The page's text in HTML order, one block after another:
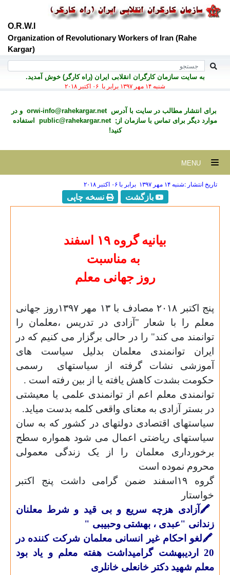
O.R.W.I
Organization of Revolutionary Workers of Iran (Rahe
Kargar)
به سايت سازمان کارگران انقلابی ايران (راه کارگر) خوش آمديد.
شنبه ۱۴ مهر ۱۳۹۷ برابر با ۰۶ اکتبر ۲۰۱۸
برای انتشار مطالب در سايت با آدرسorwi-info@rahekargar.net و در
موارد ديگر برای تماس با سازمان از;public@rahekargar.net
استفاده
کنید!
تاریخ انتشار :شنبه ۱۴ مهر ۱۳۹۷ برابر با ۰۶ اکتبر ۲۰۱۸
بازگشت نسخه چاپی
بیانیه گروه ۱۹ اسفند
به مناسبت
روز جهانی معلم
پنج اکتبر ۲۰۱۸ مصادف با ۱۳ مهر ۱۳۹۷روز جهانی
معلم را با شعار "آزادی در تدریس ،معلمان را
توانمند می کند" را در حالی برگزار می کنیم که در
ایران توانمندی معلمان بدلیل سیاست های
آموزشی نشات گرفته از سیاستهای
رسمی
حکومت بشدت کاهش یافته یا از بین رفته است .
توانمندی معلم اعم از توانمندی علمی یا معیشتی
در بستر آزادی به معنای واقعی کلمه بدست میاید.
سیاستهای اقتصادی دولتهای در کشور که به سان
سیاستهای ریاضتی اعمال می شود همواره سطح
برخورداری معلمان را از یک زندگی معمولی
محروم نموده است
گروه ۱۹اسفند ضمن گرامی داشت پنج اکتبر
خواستار
🖍 آزادی هزچه سریع و بی قید و شرط معلنان
زندانی "عبدی ، بهشتی وحبیبی "
🖍لغو احکام غیر انسانی معلمان شرکت کننده در
20 اردیبهشت گرامیداشت هفته معلم و یاد بود
معلم شهید دکتر خانعلی خانلری